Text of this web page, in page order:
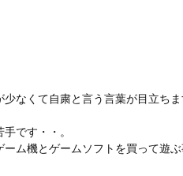
なくて自粛と言う言葉が目立ちま
です・・。
ム機とゲームソフトを買って遊ぶ